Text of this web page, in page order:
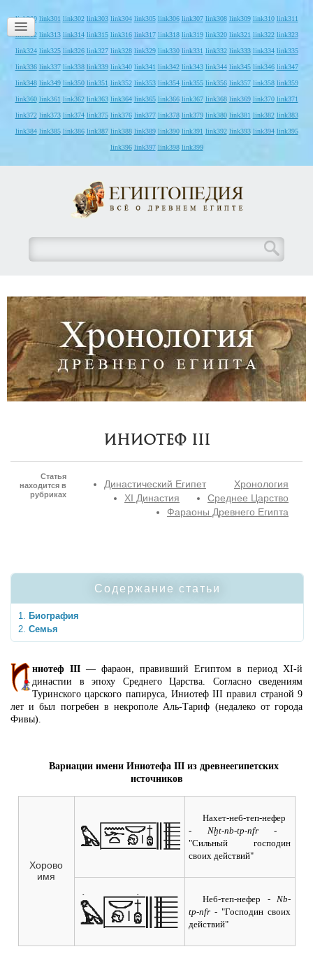
link300 link301 link302 link303 link304 link305 link306 link307 link308 link309 link310 link311
link312 link313 link314 link315 link316 link317 link318 link319 link320 link321 link322 link323
link324 link325 link326 link327 link328 link329 link330 link331 link332 link333 link334 link335
link336 link337 link338 link339 link340 link341 link342 link343 link344 link345 link346 link347
link348 link349 link350 link351 link352 link353 link354 link355 link356 link357 link358 link359
link360 link361 link362 link363 link364 link365 link366 link367 link368 link369 link370 link371
link372 link373 link374 link375 link376 link377 link378 link379 link380 link381 link382 link383
link384 link385 link386 link387 link388 link389 link390 link391 link392 link393 link394 link395
link396 link397 link398 link399
Иниотеф III
Статья
находится в
рубриках
Хронология
Династический Египет
Среднее Царство
XI Династия
Фараоны Древнего Египта
Содержание статьи
Биография
Семья
ниотеф III — фараон, правивший Египтом в период XI-й
династии в эпоху Среднего Царства. Согласно сведениям
Туринского царского папируса, Иниотеф III правил страной 9
лет и был погребен в некрополе Аль-Тариф (недалеко от города
Фивы).
Вариации имени Иниотефа III из древнеегипетских
источников
Хорово
имя
Нахет-неб-теп-нефер
- Nḫt-nb-tp-nfr -
"Сильный господин
своих действий"
Неб-теп-нефер - Nb-
tp-nfr - "Господин своих
действий"